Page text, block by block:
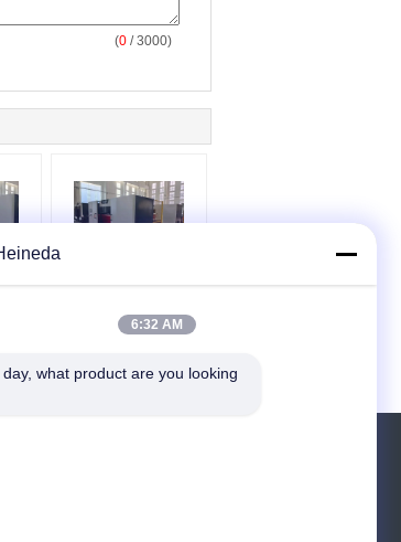
(0 / 3000)
do
A faixa horizontal
A330NC de aperto e de
6:32 AM
what product are you looking